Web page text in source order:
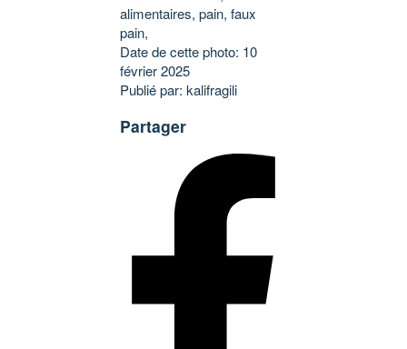
alimentaires, pain, faux
pain,
Date de cette photo: 10
février 2025
Publié par: kalifragili
Partager